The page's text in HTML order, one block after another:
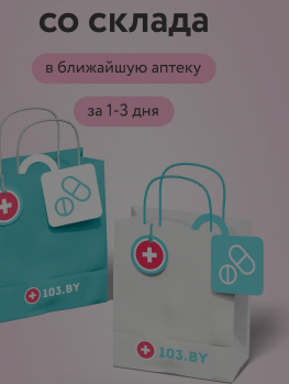
Прикорневое окрашивание +
тонирование волос: длинные
(длина волос до 55 см)
от 118 руб.
Запись по телефону
Записаться